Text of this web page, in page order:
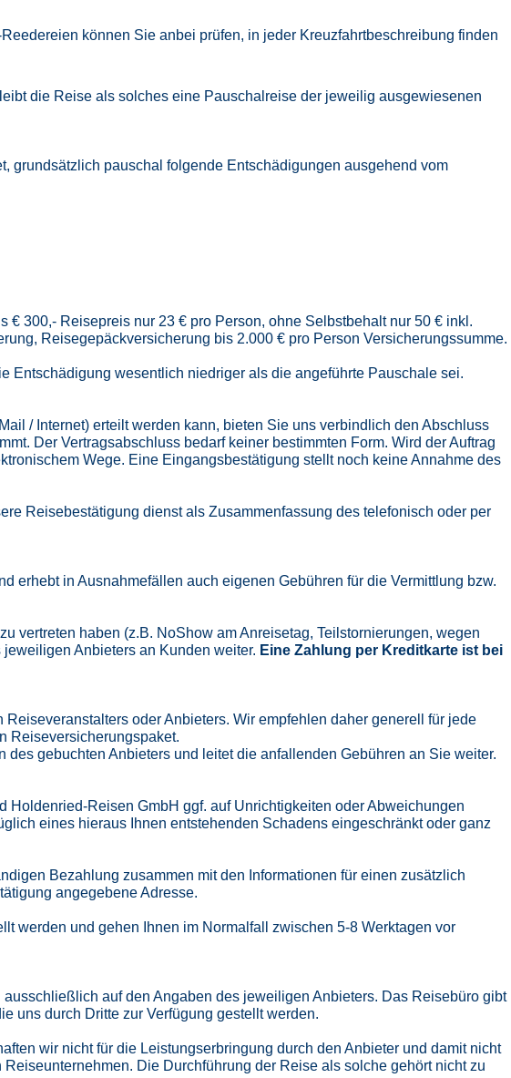
können Sie anbei prüfen, in jeder Kreuzfahrtbeschreibung finden
die Reise als solches eine Pauschalreise der jeweilig ausgewiesenen
grundsätzlich pauschal folgende Entschädigungen ausgehend vom
€ 300,- Reisepreis nur 23 € pro Person, ohne Selbstbehalt nur 50 € inkl.
Reisegepäckversicherung bis 2.000 € pro Person Versicherungssumme.
Entschädigung wesentlich niedriger als die angeführte Pauschale sei.
/ Internet) erteilt werden kann, bieten Sie uns verbindlich den Abschluss
Der Vertragsabschluss bedarf keiner bestimmten Form. Wird der Auftrag
Wege. Eine Eingangsbestätigung stellt noch keine Annahme des
Reisebestätigung dienst als Zusammenfassung des telefonisch oder per
erhebt in Ausnahmefällen auch eigenen Gebühren für die Vermittlung bzw.
vertreten haben (z.B. NoShow am Anreisetag, Teilstornierungen, wegen
Anbieters an Kunden weiter. Eine Zahlung per Kreditkarte ist bei
oder Anbieters. Wir empfehlen daher generell für jede
Reiseversicherungspaket.
gebuchten Anbieters und leitet die anfallenden Gebühren an Sie weiter.
Reisen GmbH ggf. auf Unrichtigkeiten oder Abweichungen
eines hieraus Ihnen entstehenden Schadens eingeschränkt oder ganz
Bezahlung zusammen mit den Informationen für einen zusätzlich
angegebene Adresse.
werden und gehen Ihnen im Normalfall zwischen 5-8 Werktagen vor
auf den Angaben des jeweiligen Anbieters. Das Reisebüro gibt
uns durch Dritte zur Verfügung gestellt werden.
wir nicht für die Leistungserbringung durch den Anbieter und damit nicht
Die Durchführung der Reise als solche gehört nicht zu